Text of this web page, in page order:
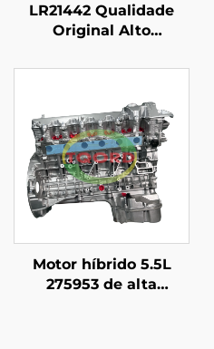
LR21442 Qualidade
Original Alto
Cilindros Conjunto de
Rover IV (L405) Preço
de Fábrica
Motor híbrido 5.5L
275953 de alta